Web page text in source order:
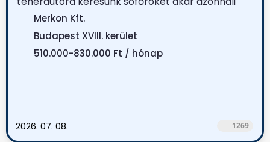
kezdéssel! ...
Merkon Kft.
Budapest XVIII. kerület
510.000-830.000 Ft / hónap
2026. 07. 08. 1269